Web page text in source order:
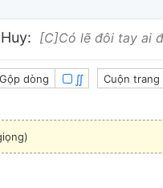
[C]Có lẽ đôi tay ai
Gộp dòng ∬ Cuộn trang